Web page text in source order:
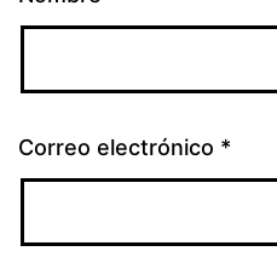
Correo electrónico *